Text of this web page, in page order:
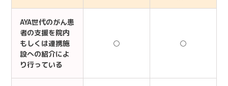
AYA世代のがん患
者の支援を院内
もしくは連携施
設への紹介によ
り行っている
○ ○